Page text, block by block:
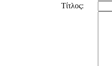
Τίτλος: